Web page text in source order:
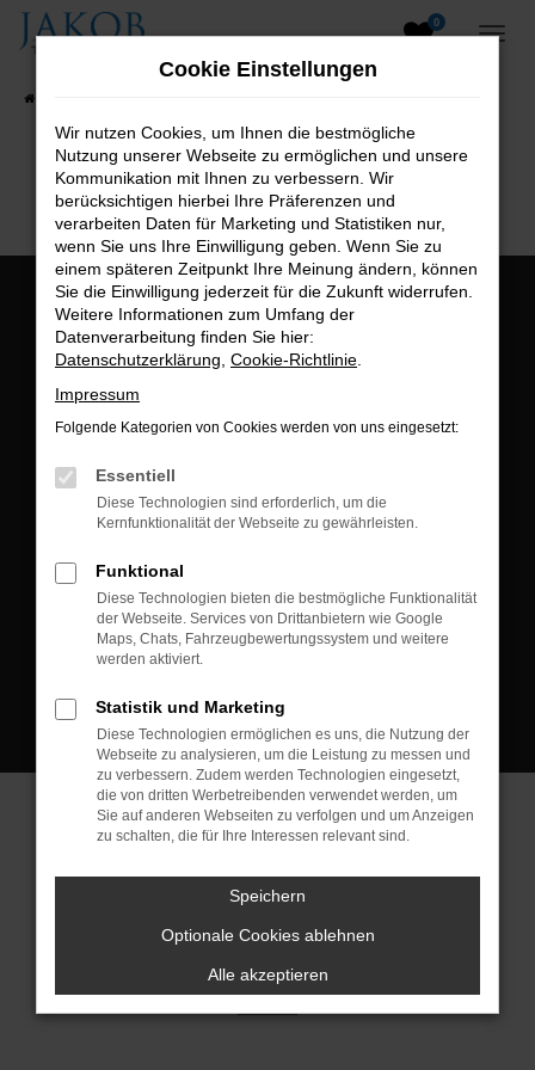
Zum
0
B2B-Shop
Öffnungszeiten:
Montag bis Freitag:
Postadresse:
Kontakt:
Tel.: +49 3745 760 90 20
Fax: +49 3745 760 90 21
Mail: fj@jakob-trading.com
Cookie Einstellungen
© 2026 Jakob Trading GmbH | Neustädter Straße 1 | DE-08223
Neustadt/Vogtland | fj@jakob-trading.com | Webdesign by audaris.de
Cookie Einstellungen
Wir nutzen Cookies, um Ihnen die bestmögliche
Nutzung unserer Webseite zu ermöglichen und unsere
Kommunikation mit Ihnen zu verbessern. Wir
berücksichtigen hierbei Ihre Präferenzen und
verarbeiten Daten für Marketing und Statistiken nur,
wenn Sie uns Ihre Einwilligung geben. Wenn Sie zu
einem späteren Zeitpunkt Ihre Meinung ändern, können
Sie die Einwilligung jederzeit für die Zukunft widerrufen.
Weitere Informationen zum Umfang der
Datenverarbeitung finden Sie hier:
Datenschutzerklärung Cookie-Richtlinie
Impressum
Folgende Kategorien von Cookies werden von uns eingesetzt:
Essentiell
Diese Technologien sind erforderlich, um die
Kernfunktionalität der Webseite zu gewährleisten.
Funktional
Diese Technologien bieten die bestmögliche Funktionalität
der Webseite. Services von Drittanbietern wie Google
Maps, Chats, Fahrzeugbewertungssystem und weitere
werden aktiviert.
Statistik und Marketing
Diese Technologien ermöglichen es uns, die Nutzung der
Webseite zu analysieren, um die Leistung zu messen und
zu verbessern. Zudem werden Technologien eingesetzt,
die von dritten Werbetreibenden verwendet werden, um
Sie auf anderen Webseiten zu verfolgen und um Anzeigen
zu schalten, die für Ihre Interessen relevant sind.
Speichern
Optionale Cookies ablehnen
Alle akzeptieren